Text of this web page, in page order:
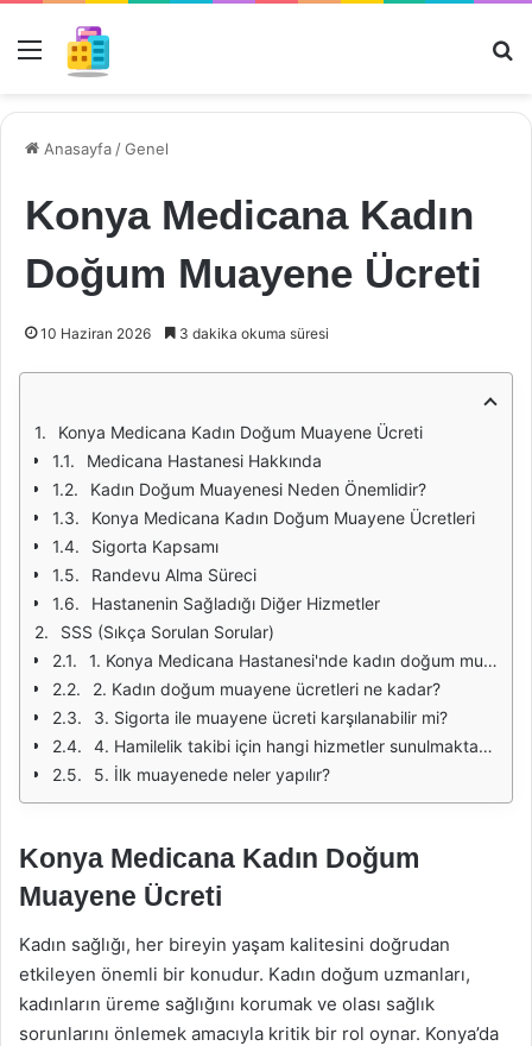
Menü
Anasayfa /Genel
Konya Medicana Kadın
Doğum Muayene Ücreti
10 Haziran 2026 3 dakika okuma süresi
Konya Medicana Kadın Doğum Muayene Ücreti
Medicana Hastanesi Hakkında
Kadın Doğum Muayenesi Neden Önemlidir?
Konya Medicana Kadın Doğum Muayene Ücretleri
Sigorta Kapsamı
Randevu Alma Süreci
Hastanenin Sağladığı Diğer Hizmetler
SSS (Sıkça Sorulan Sorular)
1. Konya Medicana Hastanesi'nde kadın doğum muayenesi için randevu nasıl alınır?
2. Kadın doğum muayene ücretleri ne kadar?
3. Sigorta ile muayene ücreti karşılanabilir mi?
4. Hamilelik takibi için hangi hizmetler sunulmaktadır?
5. İlk muayenede neler yapılır?
Konya Medicana Kadın Doğum
Muayene Ücreti
Kadın sağlığı, her bireyin yaşam kalitesini doğrudan
etkileyen önemli bir konudur. Kadın doğum uzmanları,
kadınların üreme sağlığını korumak ve olası sağlık
sorunlarını önlemek amacıyla kritik bir rol oynar. Konya’da